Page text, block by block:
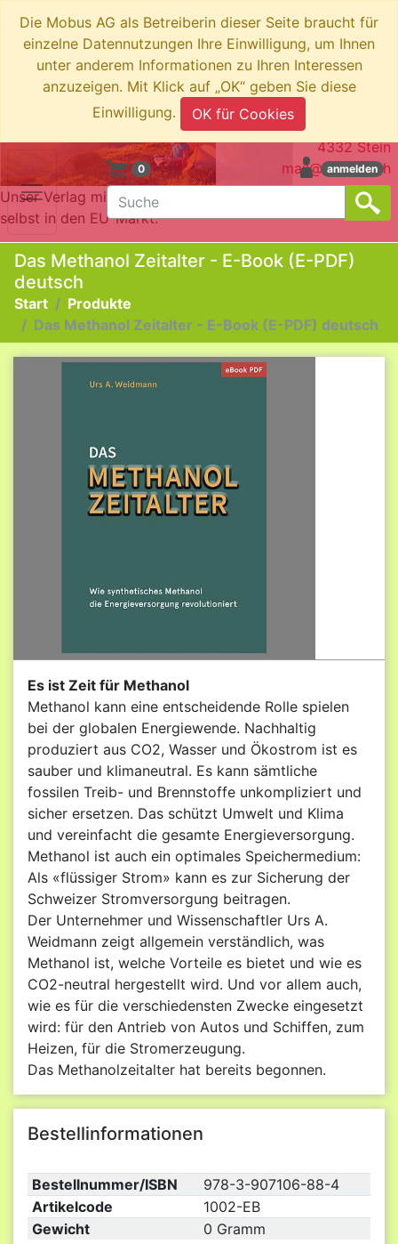
Die Mobus AG als Betreiberin dieser Seite braucht für
einzelne Datennutzungen Ihre Einwilligung, um Ihnen
unter anderem Informationen zu Ihren Interessen
anzuzeigen. Mit Klick auf „OK“ geben Sie diese
Einwilligung.
OK für Cookies
0 anmelden
swiboo.ch by Mobus AG
Brotkorbstrasse 3
4332 Stein
mail@swiboo.ch
Unser Verlag mit Schweizer Adresse bringt die Produkte
selbst in den EU-Markt.
Das Methanol Zeitalter - E-Book (E-PDF)
deutsch
Start
Produkte
Das Methanol Zeitalter - E-Book (E-PDF) deutsch
Es ist Zeit für Methanol
Methanol kann eine entscheidende Rolle spielen
bei der globalen Energiewende. Nachhaltig
produziert aus CO2, Wasser und Ökostrom ist es
sauber und klimaneutral. Es kann sämtliche
fossilen Treib- und Brennstoffe unkompliziert und
sicher ersetzen. Das schützt Umwelt und Klima
und vereinfacht die gesamte Energieversorgung.
Methanol ist auch ein optimales Speichermedium:
Als «flüssiger Strom» kann es zur Sicherung der
Schweizer Stromversorgung beitragen.
Der Unternehmer und Wissenschaftler Urs A.
Weidmann zeigt allgemein verständlich, was
Methanol ist, welche Vorteile es bietet und wie es
CO2-neutral hergestellt wird. Und vor allem auch,
wie es für die verschiedensten Zwecke eingesetzt
wird: für den Antrieb von Autos und Schiffen, zum
Heizen, für die Stromerzeugung.
Das Methanolzeitalter hat bereits begonnen.
Bestellinformationen
Bestellnummer/ISBN
978-3-907106-88-4
Artikelcode
1002-EB
Gewicht
0 Gramm